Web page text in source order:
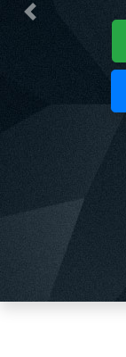
Предыдущая